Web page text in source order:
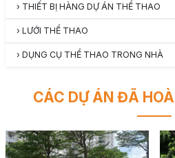
› THIẾT BỊ HÀNG DỰ ÁN THỂ THAO
› LƯỚI THỂ THAO
› DỤNG CỤ THỂ THAO TRONG NHÀ
CÁC DỰ ÁN ĐÃ